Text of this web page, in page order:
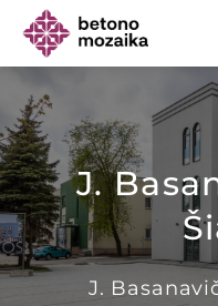
J.
J.